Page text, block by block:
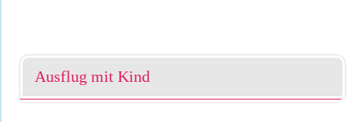
Ausflug mit Kind